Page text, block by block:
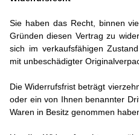
Sie haben das Recht, binnen
Gründen diesen Vertrag zu
sich im verkaufsfähigen
mit unbeschädigter
Die Widerrufsfrist beträgt
oder ein von Ihnen benannter
Waren in Besitz genommen